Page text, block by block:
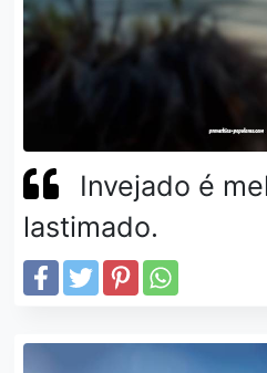
Invejado é
lastimado.